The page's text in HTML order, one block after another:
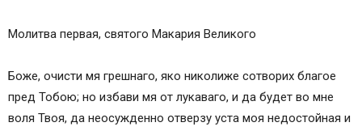
Молитва первая, святого Макария Великого
Боже, очисти мя грешнаго, яко николиже сотворих благое
пред Тобою; но избави мя от лукаваго, и да будет во мне
воля Твоя, да неосужденно отверзу уста моя недостойная и